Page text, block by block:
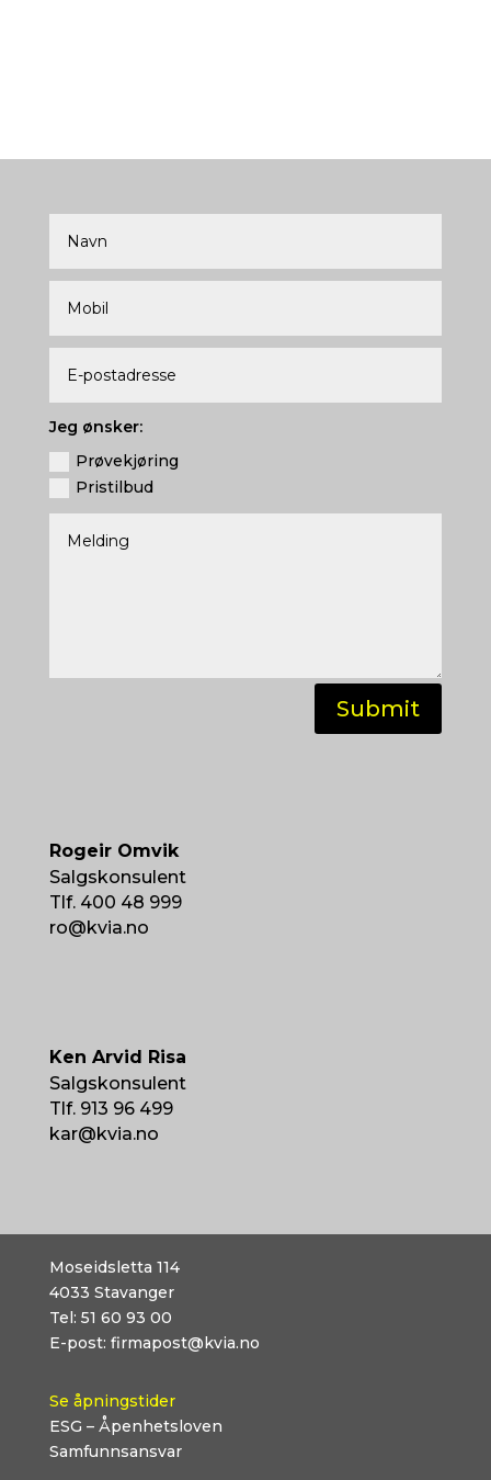
Jeg ønsker:
Prøvekjøring
Pristilbud
Submit
Rogeir Omvik
Salgskonsulent
Tlf. 400 48 999
ro@kvia.no
Ken Arvid Risa
Salgskonsulent
Tlf. 913 96 499
kar@kvia.no
Moseidsletta 114
4033 Stavanger
Tel: 51 60 93 00
E-post: firmapost@kvia.no
Se åpningstider
ESG – Åpenhetsloven
Samfunnsansvar